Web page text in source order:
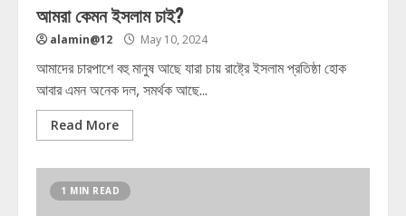
আমরা কেমন ইসলাম চাই?
alamin@12 May 10, 2024
আমাদের চারপাশে বহু মানুষ আছে যারা চায় রাষ্ট্রে ইসলাম প্রতিষ্ঠা হোক
আবার এমন অনেক দল, সমর্থক আছে...
Read More
1 MIN READ